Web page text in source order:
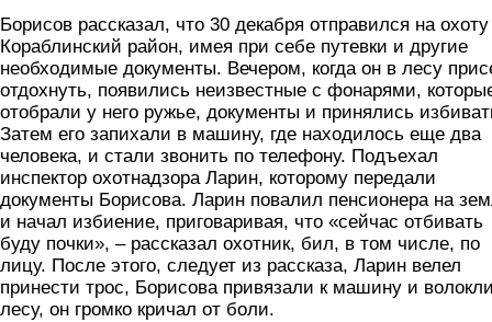
Борисов рассказал, что 30 декабря отправился на
Кораблинский район, имея при себе путевки и другие
необходимые документы. Вечером, когда он в лесу
отдохнуть, появились неизвестные с фонарями,
отобрали у него ружье, документы и принялись
Затем его запихали в машину, где находилось еще два
человека, и стали звонить по телефону. Подъехал
инспектор охотнадзора Ларин, которому передали
документы Борисова. Ларин повалил пенсионера на
и начал избиение, приговаривая, что «сейчас отбивать
буду почки», – рассказал охотник, бил, в том числе, по
лицу. После этого, следует из рассказа, Ларин велел
принести трос, Борисова привязали к машину и
лесу, он громко кричал от боли.